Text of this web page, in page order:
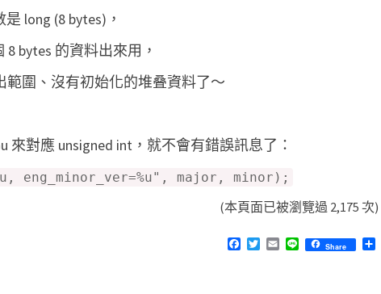
a
u
e
訊
息
long (8 bytes)，
bytes 的資料出來用，
範圍、沒有初始化的堆叠資料了～
來對應 unsigned int，就不會有錯誤訊息了：
eng_minor_ver=%u", major, minor);
(本頁面已被瀏覽過 2,175 次)
F
T
E
L
Share
分